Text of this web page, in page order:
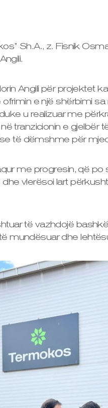
Sh.A., z. Fisnik
Angili për projektet
e një shërbimi
u realizuar me
tranzicionin e gjelbër
të dëmshme për
me progresin, që
vlerësoi lart
të vazhdojë
dhe